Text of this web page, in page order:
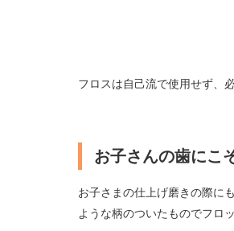
フロスは自己流で使用せず、
お子さんの歯にこ
お子さまの仕上げ磨きの際に
ような柄のついたものでフロ